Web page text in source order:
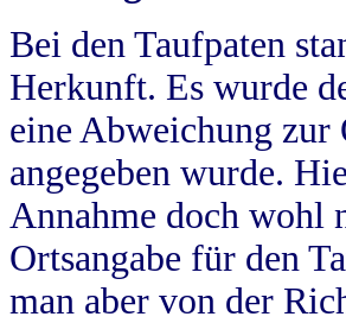
Bei den Taufpaten
Herkunft. Es wurde
eine Abweichung zur
angegeben wurde.
Annahme doch wohl
Ortsangabe für den
man aber von der